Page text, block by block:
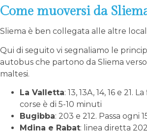
Come muoversi da
Sliema è ben collegata alle altre
Qui di seguito vi segnaliamo le
autobus che partono da Sliema
maltesi.
La Valletta: 13, 13A, 14, 16 e 21.
corse è di 5-10 minuti
Bugibba: 203 e 212. Passa ogni
Mdina e Rabat: linea diretta